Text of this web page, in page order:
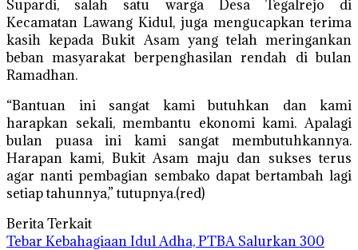
Supardi, salah satu warga Desa Tegalrejo di
Kecamatan Lawang Kidul, juga mengucapkan terima
kasih kepada Bukit Asam yang telah meringankan
beban masyarakat berpenghasilan rendah di bulan
Ramadhan.
“Bantuan ini sangat kami butuhkan dan kami
harapkan sekali, membantu ekonomi kami. Apalagi
bulan puasa ini kami sangat membutuhkannya.
Harapan kami, Bukit Asam maju dan sukses terus
agar nanti pembagian sembako dapat bertambah lagi
setiap tahunnya,” tutupnya.(red)
Berita Terkait
Tebar Kebahagiaan Idul Adha, PTBA Salurkan 300